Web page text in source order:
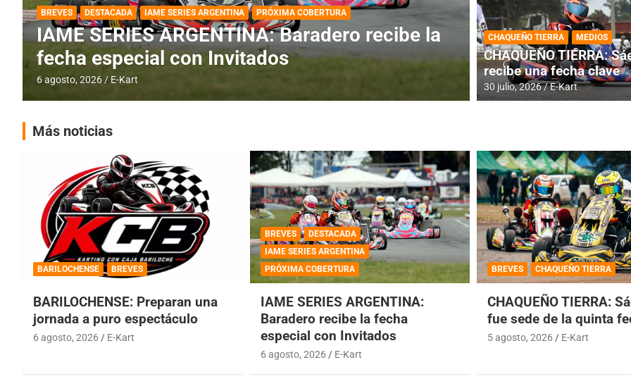
DESTACADA IAME SERIES ARGENTINA
IAME SERIES ARGENTINA: Horarios para la
fecha con Invitados
4 agosto, 2026 E-Kart
DESTACADA INFORME CENTRAL
RMC BUENOS
histórica en
4 agosto, 2026 E-Kart
CHAQUEÑO TIERRA MEDIOS
CHAQUEÑO TIERRA:
recibe una fecha clave
30 julio, 2026 E-Kart
Más noticias
BARILOCHENSE BREVES
BARILOCHENSE: Preparan una
jornada a puro espectáculo
6 agosto, 2026 E-Kart
BREVES
DESTACADA
IAME SERIES ARGENTINA
PRÓXIMA COBERTURA
IAME SERIES ARGENTINA:
Baradero recibe la fecha
especial con Invitados
6 agosto, 2026 E-Kart
BREVES CHAQUEÑO TIERRA
CHAQUEÑO TIERRA:
fue sede de la quinta
5 agosto, 2026 E-Kart